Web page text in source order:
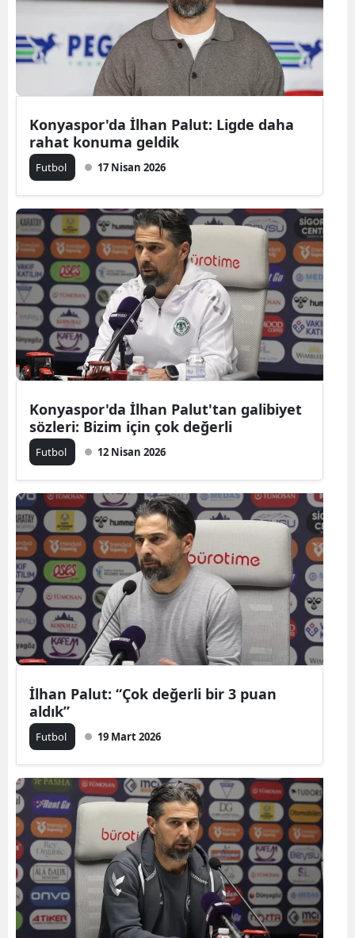
Konyaspor'da İlhan Palut: Ligde daha
rahat konuma geldik
Futbol 17 Nisan 2026
Konyaspor'da İlhan Palut'tan galibiyet
sözleri: Bizim için çok değerli
Futbol 12 Nisan 2026
İlhan Palut: “Çok değerli bir 3 puan
aldık”
Futbol 19 Mart 2026